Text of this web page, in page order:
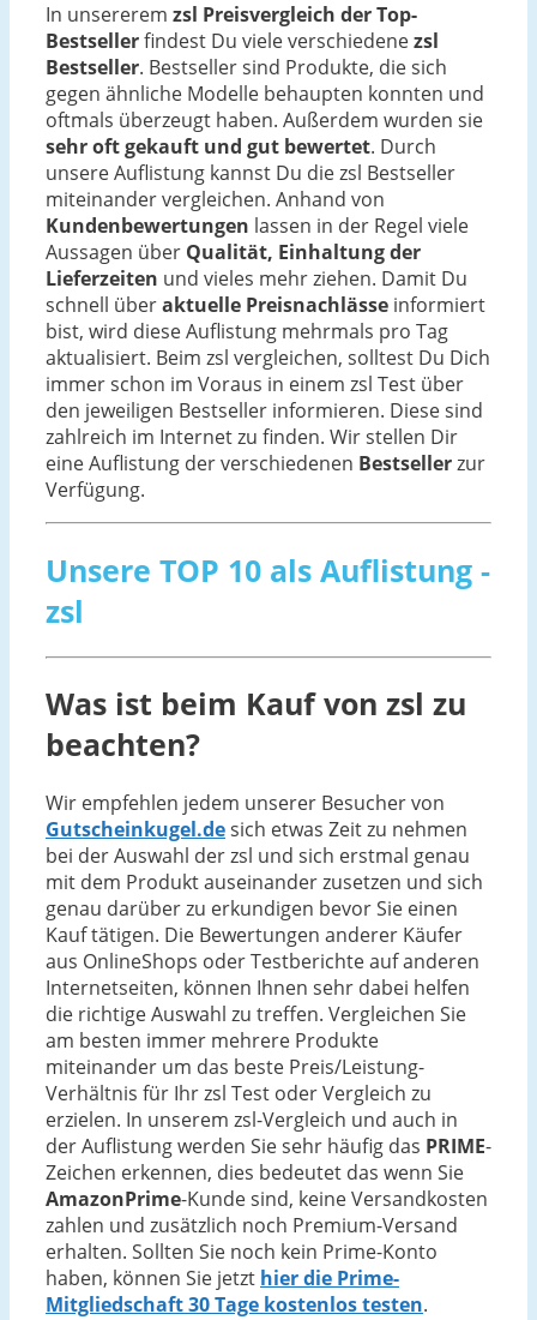
In unsererem zsl Preisvergleich der Top-
Bestsellerfindest Du viele verschiedenezsl
Bestseller. Bestseller sind Produkte, die sich
gegen ähnliche Modelle behaupten konnten und
oftmals überzeugt haben. Außerdem wurden sie
sehr oft gekauft und gut bewertet. Durch
unsere Auflistung kannst Du die zsl Bestseller
miteinander vergleichen. Anhand von
Kundenbewertungen lassen in der Regel viele
Aussagen über Qualität, Einhaltung der
Lieferzeiten und vieles mehr ziehen. Damit Du
schnell überaktuelle Preisnachlässe informiert
bist, wird diese Auflistung mehrmals pro Tag
aktualisiert. Beim zsl vergleichen, solltest Du Dich
immer schon im Voraus in einem zsl Test über
den jeweiligen Bestseller informieren. Diese sind
zahlreich im Internet zu finden. Wir stellen Dir
eine Auflistung der verschiedenen Bestsellerzur
Verfügung.
Unsere TOP 10 als Auflistung -
zsl
Was ist beim Kauf von zsl zu
beachten?
Wir empfehlen jedem unserer Besucher von
Gutscheinkugel.desich etwas Zeit zu nehmen
bei der Auswahl der zsl und sich erstmal genau
mit dem Produkt auseinander zusetzen und sich
genau darüber zu erkundigen bevor Sie einen
Kauf tätigen. Die Bewertungen anderer Käufer
aus OnlineShops oder Testberichte auf anderen
Internetseiten, können Ihnen sehr dabei helfen
die richtige Auswahl zu treffen. Vergleichen Sie
am besten immer mehrere Produkte
miteinander um das beste Preis/Leistung-
Verhältnis für Ihr zsl Test oder Vergleich zu
erzielen. In unserem zsl-Vergleich und auch in
der Auflistung werden Sie sehr häufig das PRIME-
Zeichen erkennen, dies bedeutet das wenn Sie
AmazonPrime-Kunde sind, keine Versandkosten
zahlen und zusätzlich noch Premium-Versand
erhalten. Sollten Sie noch kein Prime-Konto
haben, können Sie jetzt hier die Prime-
Mitgliedschaft 30 Tage kostenlos testen.